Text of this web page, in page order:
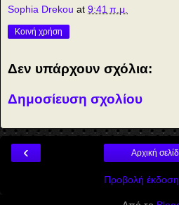
Sophia Drekou at 9:41 π.μ.
Κοινή χρήση
Δεν υπάρχουν σχόλια:
Δημοσίευση σχολίου
‹ Αρχική
Προβολή